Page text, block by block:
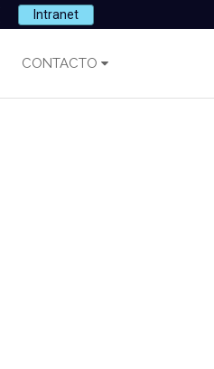
Intranet
CONTACTO